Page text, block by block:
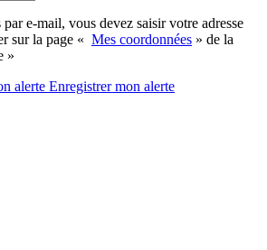
e-mail, vous devez saisir votre adresse
sur la page « Mes coordonnées » de la
»
alerte Enregistrermon alerte